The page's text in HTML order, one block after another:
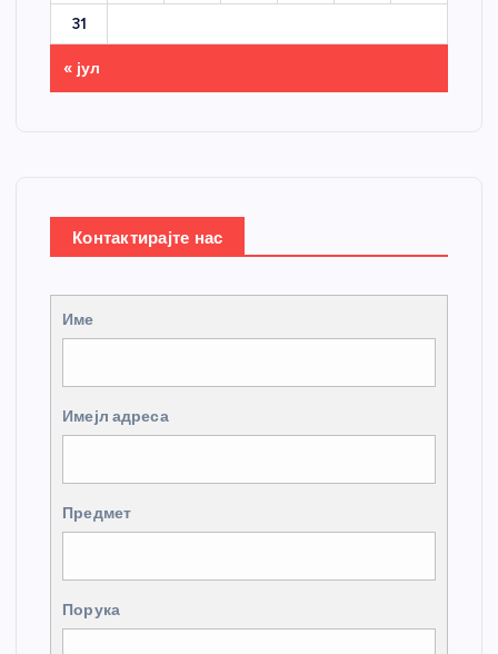
31
« јул
Контактирајте нас
Име
Имејл адреса
Предмет
Порука